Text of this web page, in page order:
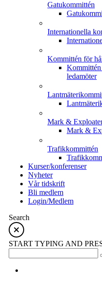
Gatukommittén
Internationella
Kommittén för
Kommittén
ledamöter
Mark &
Mark &
Trafikkommittén
Kurser/konferenser
Nyheter
Vår tidskrift
Bli medlem
Login/Medlem
Search
START TYPING AND